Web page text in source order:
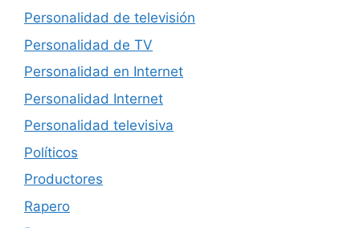
Personalidad de televisión
Personalidad de TV
Personalidad en Internet
Personalidad Internet
Personalidad televisiva
Políticos
Productores
Rapero